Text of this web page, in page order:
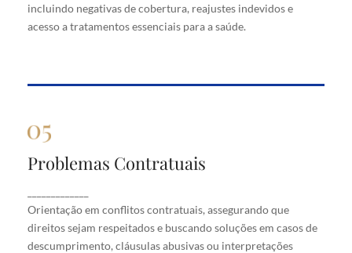
incluindo negativas de cobertura, reajustes indevidos e
acesso a tratamentos essenciais para a saúde.
saúde.
Problemas Contratuais
Orientação em conflitos contratuais, assegurando que
direitos sejam respeitados e buscando soluções em casos de
descumprimento, cláusulas abusivas ou interpretações
Problemas Contratuais
que direitos sejam respeitados e buscando soluções
em casos de descumprimento, cláusulas abusivas
ou interpretações divergentes.